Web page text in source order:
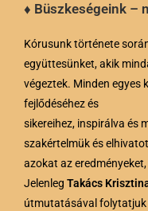
♦ Büszkeségeink –
Kórusunk története
együttesünket, akik
végeztek. Minden egyes
fejlődéséhez és
sikereihez, inspirálva és
szakértelmük és
azokat az
Jelenleg Takács
útmutatásával folytatjuk